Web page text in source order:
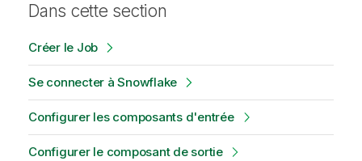
Dans cette section
Créer le Job
Se connecter à Snowflake
Configurer les composants d'entrée
Configurer le composant de sortie